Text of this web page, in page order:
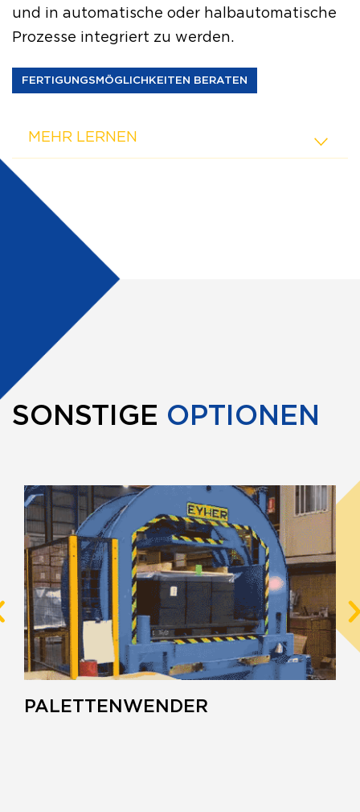
und in automatische oder halbautomatische
Prozesse integriert zu werden.
FERTIGUNGSMÖGLICHKEITEN BERATEN
MEHR LERNEN
SONSTIGE OPTIONEN
PALETTENWENDER